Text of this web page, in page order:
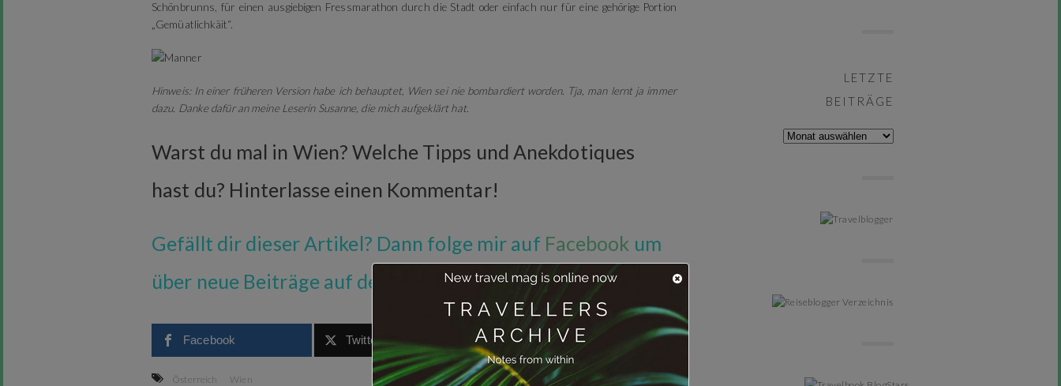
Schönbrunns, für einen ausgiebigen Fressmarathon durch die Stadt oder einfach nur für eine gehörige Portion
„Gemüatlichkäit“.
Hinweis: In einer früheren Version habe ich behauptet, Wien sei nie bombardiert worden. Tja, man lernt ja immer
dazu. Danke dafür an meine Leserin Susanne, die mich aufgeklärt hat.
Warst du mal in Wien? Welche Tipps und Anekdotiques
hast du? Hinterlasse einen Kommentar!
Gefällt dir dieser Artikel? Dann folge mir auf Facebook um
über neue Beiträge auf dem Laufenden gehalten zu werden!
Facebook Twitter
Österreich Wien
LETZTE
BEITRÄGE